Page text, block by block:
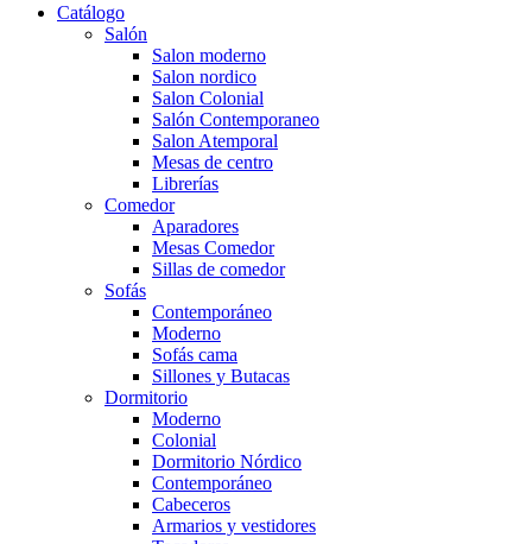
Catálogo
Salón
Salon moderno
Salon nordico
Salon Colonial
Salón Contemporaneo
Salon Atemporal
Mesas de centro
Librerías
Comedor
Aparadores
Mesas Comedor
Sillas de comedor
Sofás
Contemporáneo
Moderno
Sofás cama
Sillones y Butacas
Dormitorio
Moderno
Colonial
Dormitorio Nórdico
Contemporáneo
Cabeceros
Armarios y vestidores